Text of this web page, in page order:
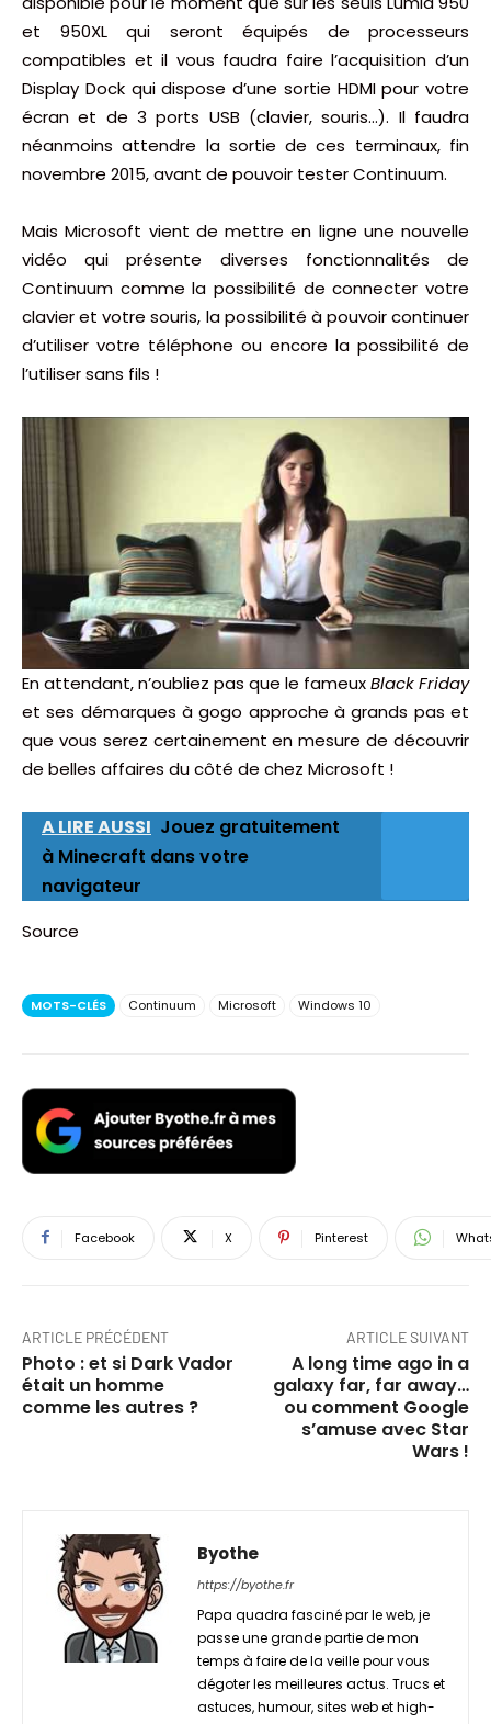
et 950XL qui seront équipés de processeurs
compatibles et il vous faudra faire l’acquisition d’un
Display Dock qui dispose d’une sortie HDMI pour votre
écran et de 3 ports USB (clavier, souris…). Il faudra
néanmoins attendre la sortie de ces terminaux, fin
novembre 2015, avant de pouvoir tester Continuum.
Mais Microsoft vient de mettre en ligne une nouvelle
vidéo qui présente diverses fonctionnalités de
Continuum comme la possibilité de connecter votre
clavier et votre souris, la possibilité à pouvoir continuer
d’utiliser votre téléphone ou encore la possibilité de
l’utiliser sans fils !
En attendant, n’oubliez pas que le fameuxBlack Friday
et ses démarques à gogo approche à grands pas et
que vous serez certainement en mesure de découvrir
de belles affaires du côté de chez Microsoft !
A LIRE AUSSI Jouez gratuitement
à Minecraft dans votre
navigateur
Source
MOTS-CLÉS Continuum Microsoft Windows 10
Facebook X Pinterest
ARTICLE PRÉCÉDENT
Photo : et si Dark Vador
était un homme
comme les autres ?
ARTICLE SUIVANT
A long time ago in a
galaxy far, far away…
ou comment Google
s’amuse avec Star
Wars !
Byothe
https://byothe.fr
Papa quadra fasciné par le web, je
passe une grande partie de mon
temps à faire de la veille pour vous
dégoter les meilleures actus. Trucs et
astuces, humour, sites web et high-